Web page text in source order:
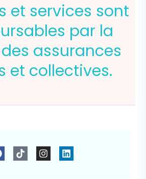
et services sont
par la
assurances
et collectives.